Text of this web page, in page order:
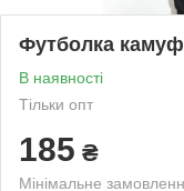
Футболка
В наявності
Тільки опт
185 ₴
Мінімальне